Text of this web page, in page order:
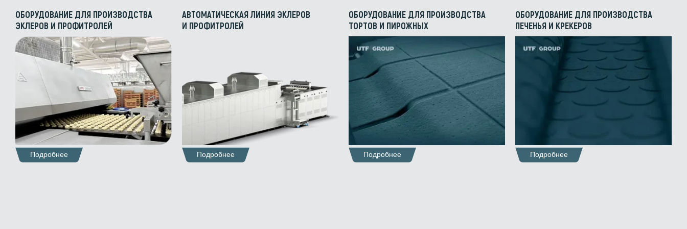
ОБОРУДОВАНИЕ ДЛЯ ПРОИЗВОДСТВА
ЭКЛЕРОВ И ПРОФИТРОЛЕЙ
Подробнее
АВТОМАТИЧЕСКАЯ ЛИНИЯ ЭКЛЕРОВ
И ПРОФИТРОЛЕЙ
Подробнее
ОБОРУДОВАНИЕ ДЛЯ ПРОИЗВОДСТВА
ТОРТОВ И ПИРОЖНЫХ
Подробнее
ОБОРУДОВАНИЕ ДЛЯ ПРОИЗВОДСТВА
ПЕЧЕНЬЯ И КРЕКЕРОВ
Подробнее